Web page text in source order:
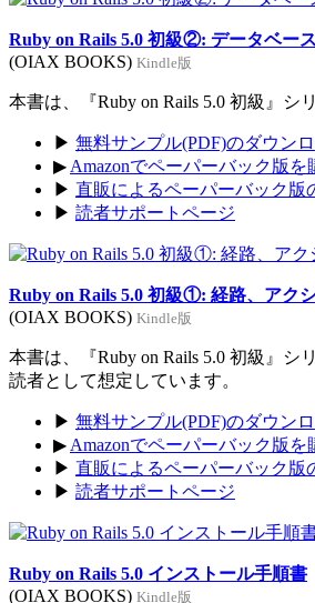
Ruby on Rails 5.0 初級②: データベー
(OIAX BOOKS) Kindle版
本書は、『Ruby on Rails 5.0 初級』
▶ 無料サンプル(PDF)のダウン
▶ Amazonでペーパーバック版を
▶ 直販によるペーパーバック版
▶ 読者サポートページ
Ruby on Rails 5.0 初級①: 経路、アク
(OIAX BOOKS) Kindle版
本書は、『Ruby on Rails 5.0 初級』
読者として想定しています。
▶ 無料サンプル(PDF)のダウン
▶ Amazonでペーパーバック版を
▶ 直販によるペーパーバック版
▶ 読者サポートページ
Ruby on Rails 5.0 インストール手順書
(OIAX BOOKS) Kindle版